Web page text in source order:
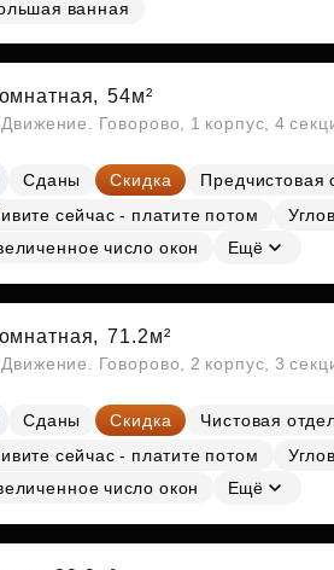
ванная
54м²
Говорово, 1 корпус, 4
Сданы Скидка
Предчистовая
сейчас - платите потом
число окон
Ещё
71.2м²
Говорово, 2 корпус, 3
Сданы Скидка
Чистовая
сейчас - платите потом
число окон
Ещё